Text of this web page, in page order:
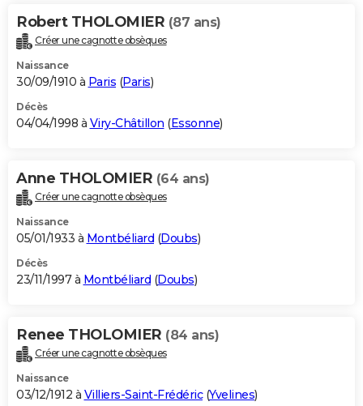
Robert THOLOMIER (87 ans)
Créer une cagnotte obsèques
Naissance
30/09/1910 à Paris (Paris)
Décès
04/04/1998 à Viry-Châtillon (Essonne)
Anne THOLOMIER (64 ans)
Créer une cagnotte obsèques
Naissance
05/01/1933 à Montbéliard (Doubs)
Décès
23/11/1997 à Montbéliard (Doubs)
Renee THOLOMIER (84 ans)
Créer une cagnotte obsèques
Naissance
03/12/1912 à Villiers-Saint-Frédéric(Yvelines)